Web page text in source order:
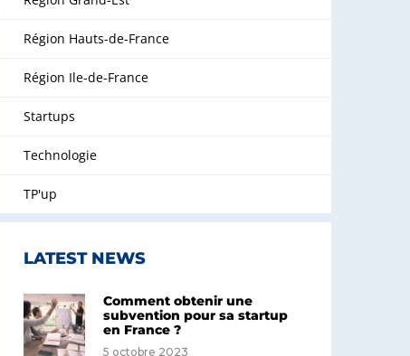
Région Hauts-de-France
Région Ile-de-France
Startups
Technologie
TP'up
LATEST NEWS
Comment obtenir une
subvention pour sa startup
en France ?
5 octobre 2023